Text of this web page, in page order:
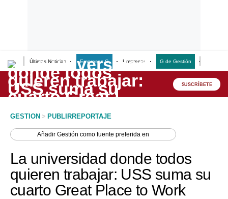
Últimas Noticias Empresas G Empresas G de Gestión
Lo último
Peru Quiosco
Economía
Mercados
SUSCRÍBETE
GESTION > PUBLIRREPORTAJE
AñadirGestión como fuente preferida en
La universidad donde todos
quieren trabajar: USS suma su
cuarto Great Place to Work